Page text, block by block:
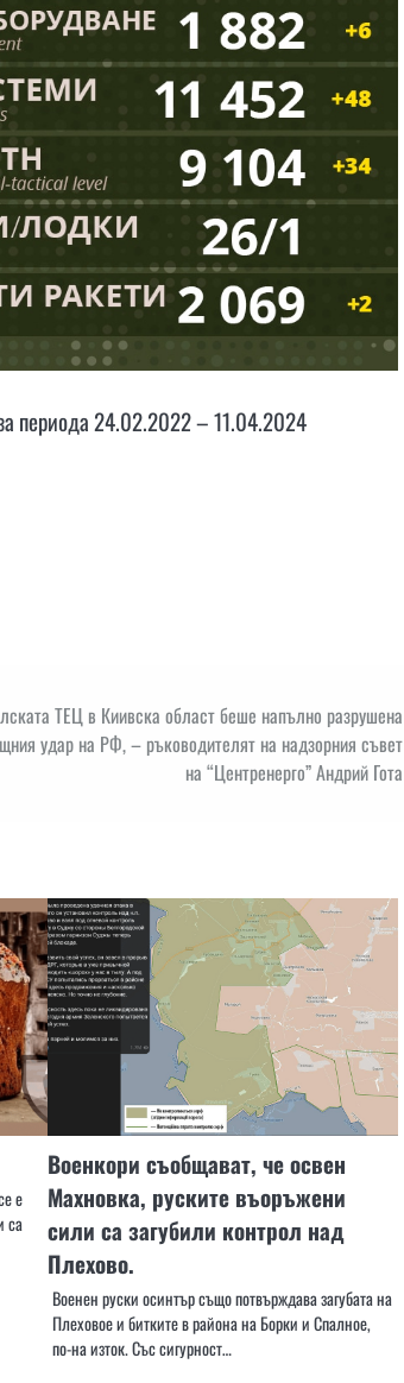
периода 24.02.2022 – 11.04.2024
ТЕЦ в Киивска област беше напълно разрушена
удар на РФ, – ръководителят на надзорния съвет
на “Центренерго” Андрий Гота
е
са
Военкори съобщават, че освен
Махновка, руските въоръжени
сили са загубили контрол над
Плехово.
Военен руски осинтър също потвърждава загубата на
Плеховое и битките в района на Борки и Спалное,
по-на изток. Със сигурност…